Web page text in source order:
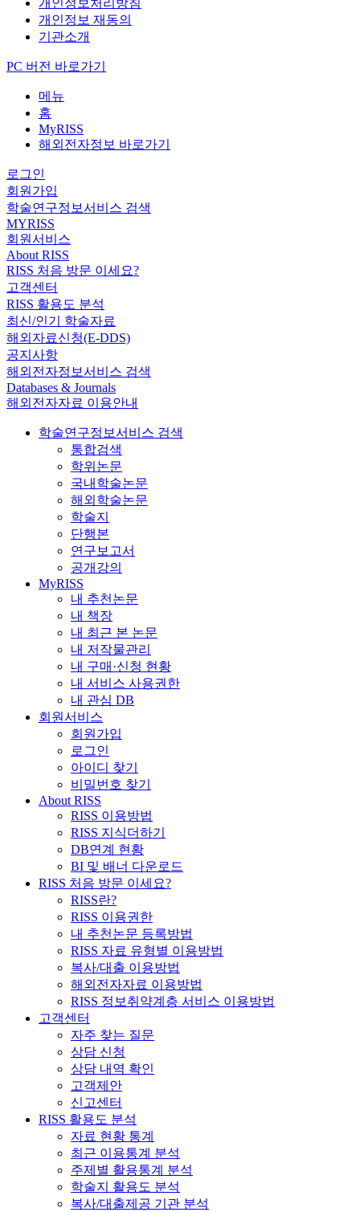
개인정보처리방침
개인정보 재동의
기관소개
PC 버전 바로가기
메뉴
홈
MyRISS
해외전자정보 바로가기
로그인
회원가입
학술연구정보서비스 검색
MYRISS
회원서비스
About RISS
RISS 처음 방문 이세요?
고객센터
RISS 활용도 분석
최신/인기 학술자료
해외자료신청(E-DDS)
공지사항
해외전자정보서비스 검색
Databases & Journals
해외전자자료 이용안내
학술연구정보서비스 검색
통합검색
학위논문
국내학술논문
해외학술논문
학술지
단행본
연구보고서
공개강의
MyRISS
내 추천논문
내 책장
내 최근 본 논문
내 저작물관리
내 구매·신청 현황
내 서비스 사용권한
내 관심 DB
회원서비스
회원가입
로그인
아이디 찾기
비밀번호 찾기
About RISS
RISS 이용방법
RISS 지식더하기
DB연계 현황
BI 및 배너 다운로드
RISS 처음 방문 이세요?
RISS란?
RISS 이용권한
내 추천논문 등록방법
RISS 자료 유형별 이용방법
복사/대출 이용방법
해외전자자료 이용방법
RISS 정보취약계층 서비스 이용방법
고객센터
자주 찾는 질문
상담 신청
상담 내역 확인
고객제안
신고센터
RISS 활용도 분석
자료 현황 통계
최근 이용통계 분석
주제별 활용통계 분석
학술지 활용도 분석
복사/대출제공 기관 분석